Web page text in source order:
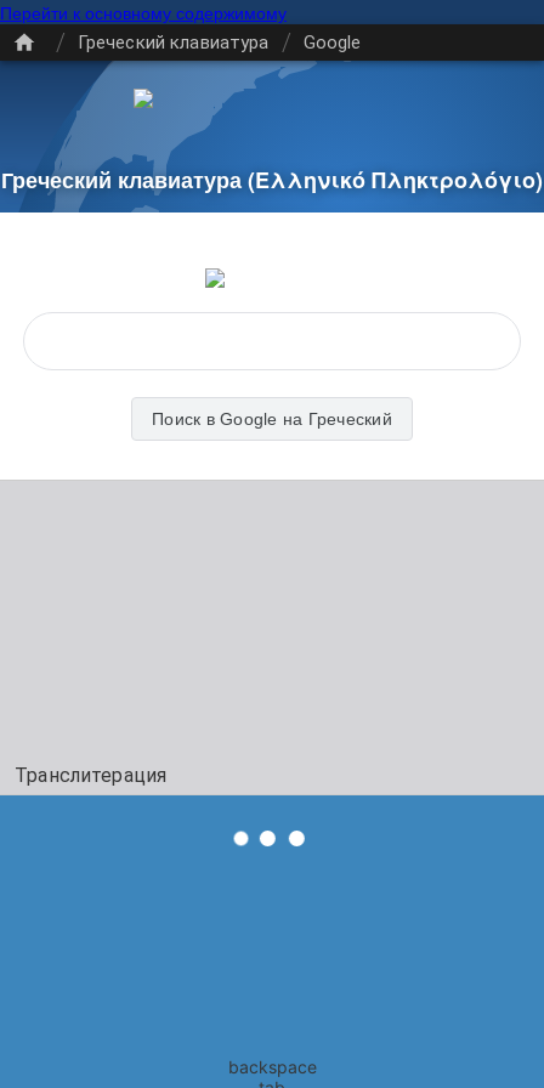
Перейти к основному содержимому
/ Греческий клавиатура / Google
Греческий клавиатура(Ελληνικό Πληκτρολόγιο)
Поиск в Google на Греческий
backspace
Транслитерация